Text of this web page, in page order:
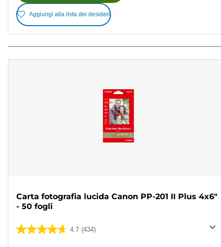
Aggiungi alla lista dei desideri
Carta fotografia lucida Canon PP-201 II Plus 4x6"
- 50 fogli
4.7 (434)
4.7